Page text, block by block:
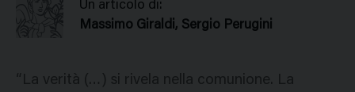
Un articolo di:
Massimo Giraldi, Sergio Perugini
“La verità (…) si rivela nella comunione. La